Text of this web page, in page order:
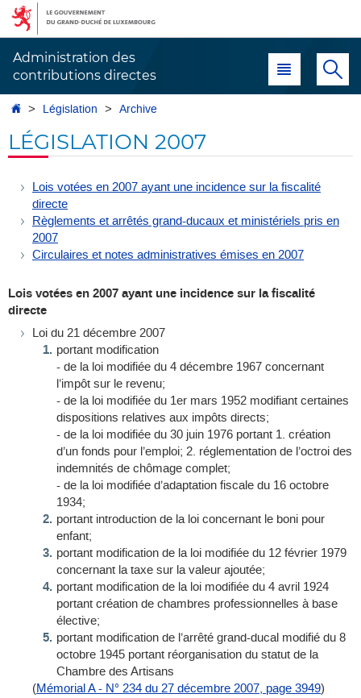
Aller
navigation
Aller
au
Administration des
contributions directes
Menu principal
AccueilLégislation Archive
LÉGISLATION 2007
Lois votées en 2007 ayant une incidence sur la fiscalité
directe
Règlements et arrêtés grand-ducaux et ministériels pris en
2007
Circulaires et notes administratives émises en 2007
Lois votées en 2007 ayant une incidence sur la fiscalité
directe
Loi du 21 décembre 2007
portant modification
- de la loi modifiée du 4 décembre 1967 concernant
l’impôt sur le revenu;
- de la loi modifiée du 1er mars 1952 modifiant certaines
dispositions relatives aux impôts directs;
- de la loi modifiée du 30 juin 1976 portant 1. création
d’un fonds pour l’emploi; 2. réglementation de l’octroi des
indemnités de chômage complet;
- de la loi modifiée d’adaptation fiscale du 16 octobre
1934;
portant introduction de la loi concernant le boni pour
enfant;
portant modification de la loi modifiée du 12 février 1979
concernant la taxe sur la valeur ajoutée;
portant modification de la loi modifiée du 4 avril 1924
portant création de chambres professionnelles à base
élective;
portant modification de l’arrêté grand-ducal modifié du 8
octobre 1945 portant réorganisation du statut de la
Chambre des Artisans
(Mémorial A - N° 234 du 27 décembre 2007, page 3949)